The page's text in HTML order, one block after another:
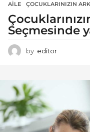
AILE ÇOCUKLARINIZIN
Seçmesinde
by editor